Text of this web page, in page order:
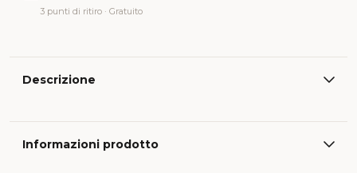
3 punti di ritiro · Gratuito
Descrizione
Informazioni prodotto